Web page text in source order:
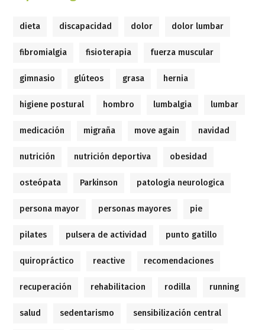
dieta discapacidad dolor dolor lumbar
fibromialgia fisioterapia fuerza muscular
gimnasio glúteos grasa hernia
higiene postural hombro lumbalgia lumbar
medicación migraña move again navidad
nutrición nutrición deportiva obesidad
osteópata Parkinson patologia neurologica
persona mayor personas mayores pie
pilates pulsera de actividad punto gatillo
quiropráctico reactive recomendaciones
recuperación rehabilitacion rodilla running
salud sedentarismo sensibilización central